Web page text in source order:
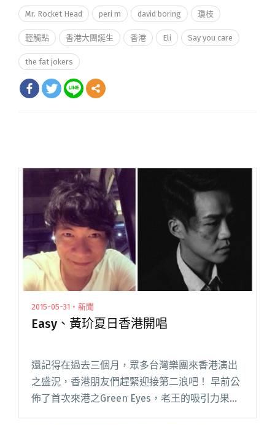
Mr. Rocket Head peri m david boring 瓊枝
輕觸點 香港大團誕生 香港 Eli Say you care
the fat jokers
2015-05-31・新聞
Easy、黃玠夏日香港開唱
還記得在過去三個月，眾多台灣樂團來香港演出
之盛況，香港朋友們趕緊迎接第二浪吧！ 早前公
佈了首次來港之Green Eyes，老王的吸引力果真
非凡，聽說反應不俗。現在要公佈的兩個台灣獨